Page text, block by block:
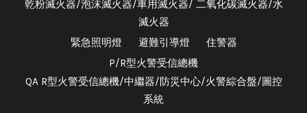
乾粉滅火器/泡沫滅火器/車用滅火器/ 二氧化碳滅火器/水
滅火器
緊急照明燈
避難引導燈
住警器
P/R型火警受信總機
QA R型火警受信總機/中繼器/防災中心/火警綜合盤/圖控
系統